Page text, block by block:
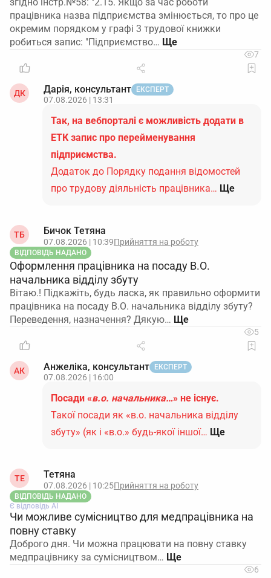
працівника назва підприємства змінюється, то про це
окремим порядком у графі 3 трудової книжки
робиться запис: "Підприємство…
7
ДК Дарія, консультант ЕКСПЕРТ
07.08.2026 | 13:31
Так, на вебпорталі є можливість додати в
ЕТК запис про перейменування
підприємства.
Додаток до Порядку подання відомостей
про трудову діяльність працівника… Ще
ТБ Бичок Тетяна
07.08.2026 | 10:39Прийняття на роботу
ВІДПОВІДЬ НАДАНО
Оформлення працівника на посаду В.О.
начальника відділу збуту
Вітаю.! Підкажіть, будь ласка, як правильно оформити
працівника на посаду В.О. начальника відділу збуту?
Переведення, назначення? Дякую…
5
АК Анжеліка, консультант ЕКСПЕРТ
07.08.2026 | 16:00
Посади «в.о. начальника…» не існує.
Такої посади як «в.о. начальника відділу
збуту» (як і «в.о.» будь-якої іншої… Ще
ТЕ Тетяна
07.08.2026 | 10:25Прийняття на роботу
ВІДПОВІДЬ НАДАНО
Є відповідь АІ
Чи можливе сумісництво для медпрацівника на
повну ставку
Доброго дня. Чи можна працювати на повну ставку
медпрацівнику за сумісництвом…
6